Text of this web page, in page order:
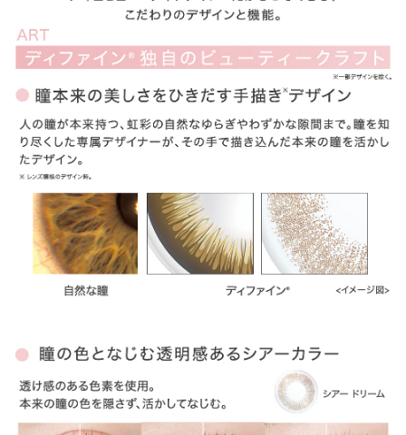
ITEM REVIEWS
この商品のレビュー
この商品のレビューはまだありません。
商品レビューの投稿は ログインが必要です。
OTHER COLOR
その他のカラー
» ラディアントシック